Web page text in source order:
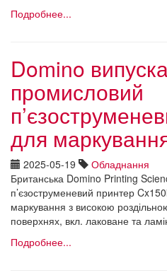
Подробнее...
Domino
промисловий
для
2025-05-19
Обладнання
Британська Domino Printing
п’єзоструменевий принтер
маркування з високою
поверхнях, вкл. лаковане та
Подробнее...